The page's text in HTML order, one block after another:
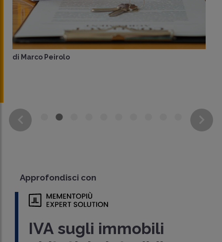
di Marco Peirolo
Approfondisci con
IVA sugli immobili